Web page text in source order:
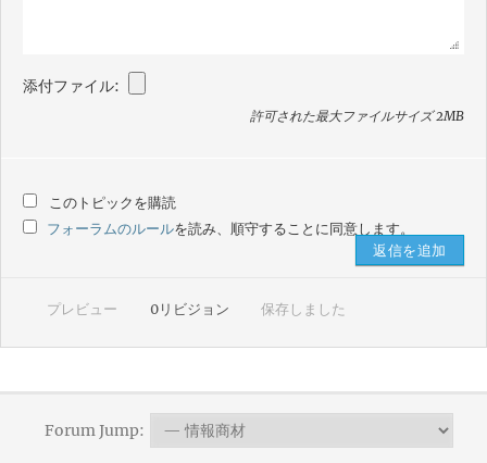
添付ファイル:
許可された最大ファイルサイズ 2MB
このトピックを購読
フォーラムのルールを読み、順守することに同意します。
プレビュー 0リビジョン 保存しました
Forum Jump: